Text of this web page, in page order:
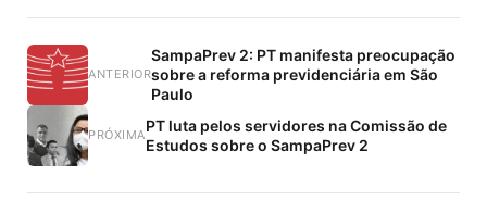
ANTERIOR
SampaPrev 2: PT manifesta preocupação
sobre a reforma previdenciária em São
Paulo
PRÓXIMAPT luta pelos servidores na Comissão de
Estudos sobre o SampaPrev 2